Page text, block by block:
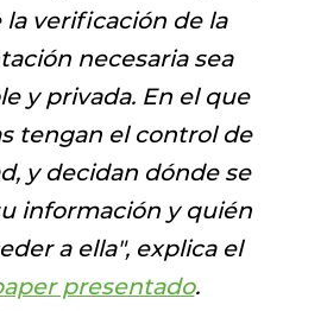
la verificación de la
necesaria sea
y privada. En el que
tengan el control de
y decidan dónde se
información y quién
a ella", explica el
presentado.